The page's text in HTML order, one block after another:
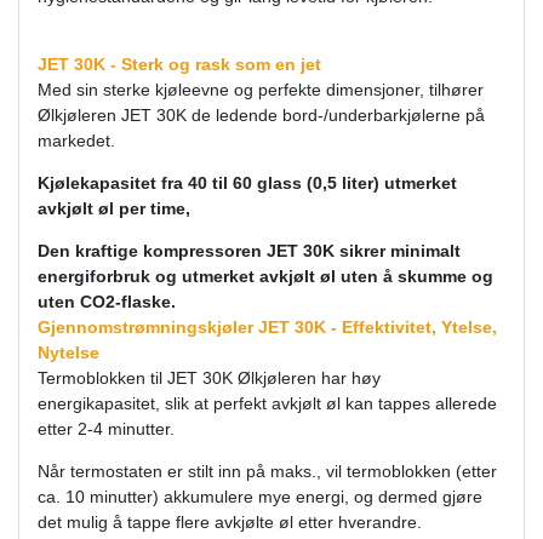
JET 30K - Sterk og rask som en jet
Med sin sterke kjøleevne og perfekte dimensjoner, tilhører
Ølkjøleren JET 30K de ledende bord-/underbarkjølerne på
markedet.
Kjølekapasitet fra 40 til 60 glass (0,5 liter) utmerket
avkjølt øl per time,
Den kraftige kompressoren JET 30K sikrer minimalt
energiforbruk og utmerket avkjølt øl uten å skumme og
uten CO2-flaske.
Gjennomstrømningskjøler JET 30K - Effektivitet, Ytelse,
Nytelse
Termoblokken til JET 30K Ølkjøleren har høy
energikapasitet, slik at perfekt avkjølt øl kan tappes allerede
etter 2-4 minutter.
Når termostaten er stilt inn på maks., vil termoblokken (etter
ca. 10 minutter) akkumulere mye energi, og dermed gjøre
det mulig å tappe flere avkjølte øl etter hverandre.